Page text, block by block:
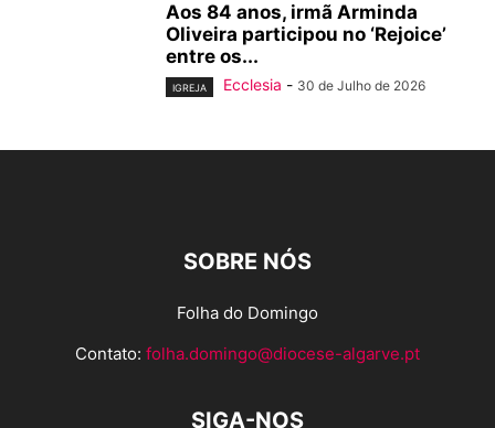
Aos 84 anos, irmã Arminda
Oliveira participou no ‘Rejoice’
entre os...
IGREJA Ecclesia - 30 de Julho de 2026
SOBRE NÓS
Folha do Domingo
Contato: folha.domingo@diocese-algarve.pt
SIGA-NOS